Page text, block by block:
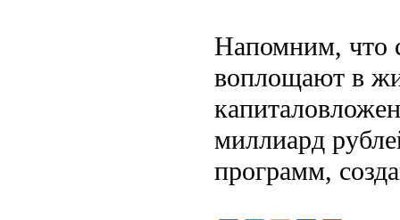
Напомним, что
воплощают в
миллиард
программ,